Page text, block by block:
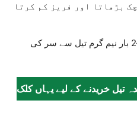
بڑھاتا اور فریز کم کرتا
بہترین نتائج کے لیے ہفتے میں 1–2 بار نیم گرم تیل سے سر کی
تیل خریدنے کے لیے یہاں کلک